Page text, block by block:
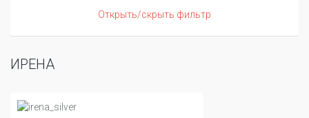
Открыть/скрыть фильтр
ИРЕНА